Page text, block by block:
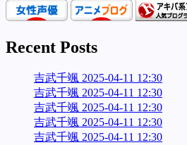
ー
カ
ブ
Recent Posts
吉武千颯 2025-04-11 12:30
吉武千颯 2025-04-11 12:30
吉武千颯 2025-04-11 12:30
吉武千颯 2025-04-11 12:30
吉武千颯 2025-04-11 12:30